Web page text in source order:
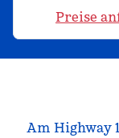
Preise
Am Highway